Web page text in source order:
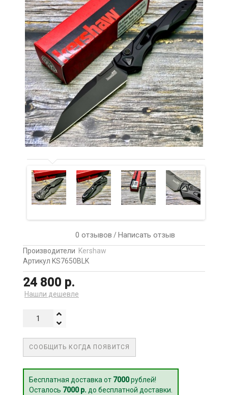
0 отзывов /Написать отзыв
Производители Kershaw
Артикул KS7650BLK
24 800 р.
Нашли дешевле
СООБЩИТЬ КОГДА ПОЯВИТСЯ
Бесплатная доставка от 7000рублей!
Осталось 7000 р. до бесплатной доставки.